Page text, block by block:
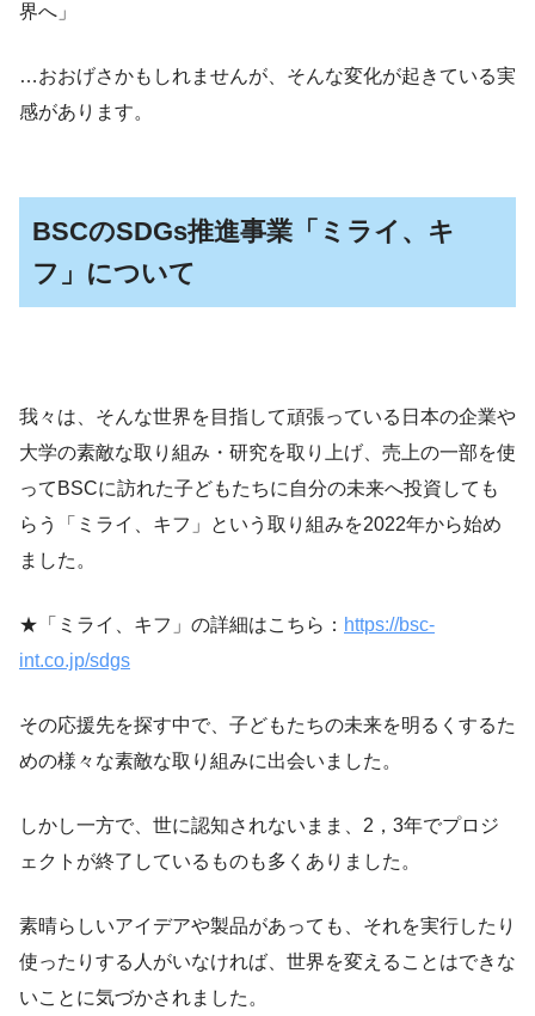
界へ」
…おおげさかもしれませんが、そんな変化が起きている実
感があります。
BSCのSDGs推進事業「ミライ、キ
フ」について
我々は、そんな世界を目指して頑張っている日本の企業や
大学の素敵な取り組み・研究を取り上げ、売上の一部を使
ってBSCに訪れた子どもたちに自分の未来へ投資しても
らう「ミライ、キフ」という取り組みを2022年から始め
ました。
★「ミライ、キフ」の詳細はこちら： https://bsc-
int.co.jp/sdgs
その応援先を探す中で、子どもたちの未来を明るくするた
めの様々な素敵な取り組みに出会いました。
しかし一方で、世に認知されないまま、2，3年でプロジ
ェクトが終了しているものも多くありました。
素晴らしいアイデアや製品があっても、それを実行したり
使ったりする人がいなければ、世界を変えることはできな
いことに気づかされました。